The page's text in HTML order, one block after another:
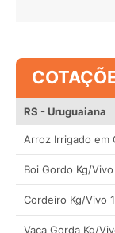
RS - Uruguaiana
Arroz Irrigado em
Boi Gordo Kg/Vivo
Cordeiro Kg/Vivo
Vaca Gorda Kg/